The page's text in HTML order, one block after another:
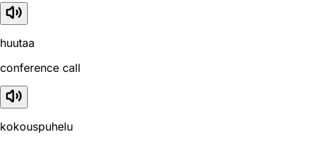
huutaa
conference call
kokouspuhelu